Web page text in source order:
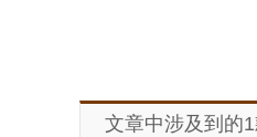
文章中涉及到的